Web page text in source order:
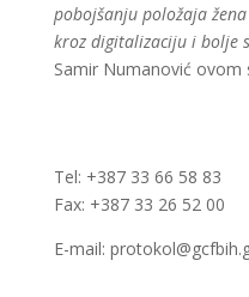
pobojšanju položaja
kroz digitalizaciju i bolje
Samir Numanović ovom
Tel: +387 33 66 58 83
Fax: +387 33 26 52 00
E-mail: